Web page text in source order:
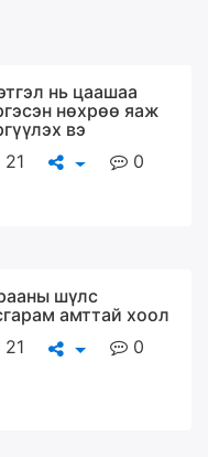
нь цаашаа
нөхрөө яаж
вэ
21
0
шүлс
амттай хоол
21
0